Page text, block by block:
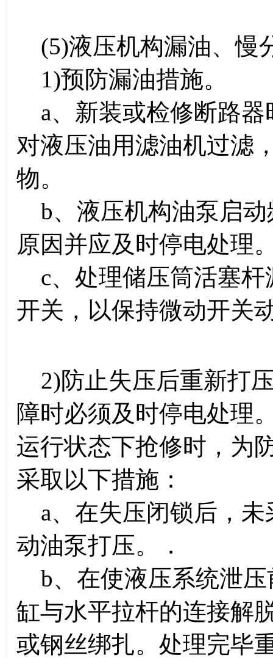
(5)液压机构漏油、慢
1)预防漏油措施。
a、新装或检修断路器
对液压油用滤油机过滤
物。
b、液压机构油泵启动
原因并应及时停电处理
c、处理储压筒活塞杆
开关，以保持微动开关
2)防止失压后重新打
障时必须及时停电处理
运行状态下抢修时，为
采取以下措施：
a、在失压闭锁后，未
动油泵打压。．
b、在使液压系统泄压
缸与水平拉杆的连接解
或钢丝绑扎。处理完毕